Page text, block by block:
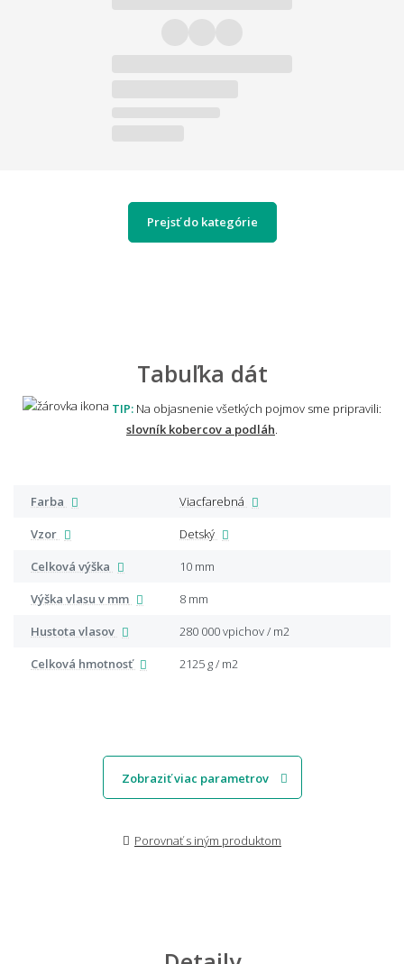
Prejsť do kategórie
Tabuľka dát
TIP: Na objasnenie všetkých pojmov sme pripravili:
slovník kobercov a podláh
Farba
Viacfarebná
Vzor
Detský
Celková výška
10 mm
Výška vlasu v mm
8 mm
Hustota vlasov
280 000 vpichov / m2
Celková hmotnosť
2125 g / m2
Zobraziť viac parametrov
Porovnať s iným produktom